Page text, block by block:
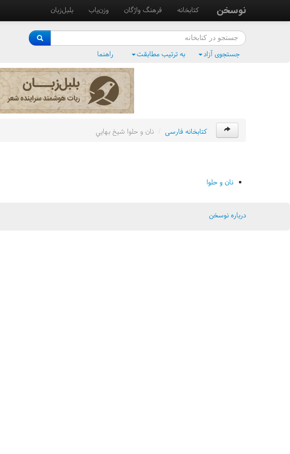
نوسخن کتابخانه فرهنگ واژگان وزن‌یاب بلبل‌زبان
جستجوی آزاد به ترتیب مطابقت راهنما
کتابخانه فارسی / نان و حلوا شيخ بهايي
نان و حلوا
درباره نوسخن